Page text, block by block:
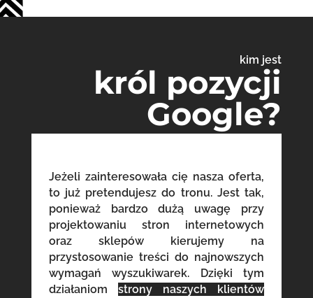
kim jest
król pozycji
Google?
Jeżeli zainteresowała cię nasza oferta,
to już pretendujesz do tronu. Jest tak,
ponieważ bardzo dużą uwagę przy
projektowaniu stron internetowych
oraz sklepów kierujemy na
przystosowanie treści do najnowszych
wymagań wyszukiwarek. Dzięki tym
działaniom strony naszych klientów